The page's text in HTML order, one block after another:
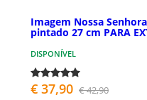
Imagem Nossa
pintado 27 cm PARA
DISPONÍVEL
€ 37,90 € 42,90